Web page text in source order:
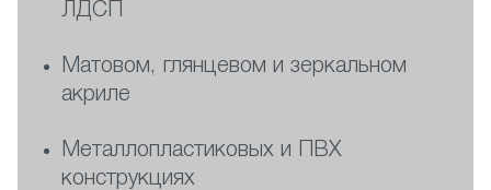
ЛДСП
Матовом, глянцевом и зеркальном
акриле
Металлопластиковых и ПВХ
конструкциях